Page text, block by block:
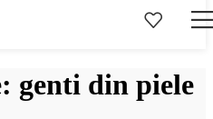
genti din piele